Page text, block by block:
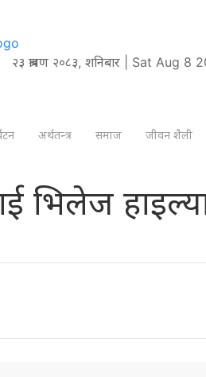
२३ श्रावण २०८३, शनिबार | Sat Aug 8
अर्थतन्त्र समाज जीवन शैली
भिलेज